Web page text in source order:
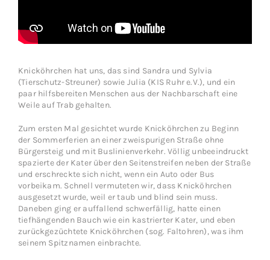
Knicköhrchen hat uns, das sind Sandra und Sylvia
(Tierschutz-Streuner) sowie Julia (KIS Ruhr e.V.), und ein
paar hilfsbereiten Menschen aus der Nachbarschaft eine
Weile auf Trab gehalten.
Zum ersten Mal gesichtet wurde Knicköhrchen zu Beginn
der Sommerferien an einer zweispurigen Straße ohne
Bürgersteig und mit Buslinienverkehr. Völlig unbeeindruckt
spazierte der Kater über den Seitenstreifen neben der Straße
und erschreckte sich nicht, wenn ein Auto oder Bus
vorbeikam. Schnell vermuteten wir, dass Knicköhrchen
ausgesetzt wurde, weil er taub und blind sein muss.
Daneben ging er auffallend schwerfällig, hatte einen
tiefhängenden Bauch wie ein kastrierter Kater, und eben
zurückgezüchtete Knicköhrchen (sog. Faltohren), was ihm
seinem Spitznamen einbrachte.